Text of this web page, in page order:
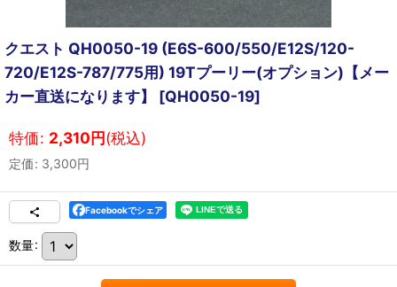
クエスト QH0050-19 (E6S-600/550/E12S/120-
720/E12S-787/775用) 19Tプーリー(オプション)【メー
カー直送になります】
[QH0050-19]
特価: 2,310円(税込)
定価: 3,300円
Facebookでシェア
数量: